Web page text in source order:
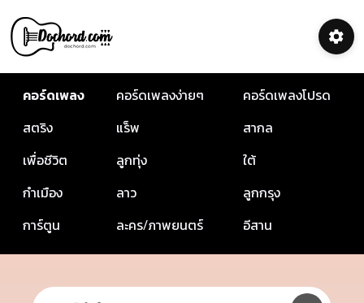
คอร์ดเพลง คอร์ดเพลงง่ายๆ
คอร์ดเพลงโปรด
สตริง
แร็พ
สากล
เพื่อชีวิต
ลูกทุ่ง
ใต้
กำเมือง
ลาว
ลูกกรุง
การ์ตูน
ละคร/ภาพยนตร์ อีสาน